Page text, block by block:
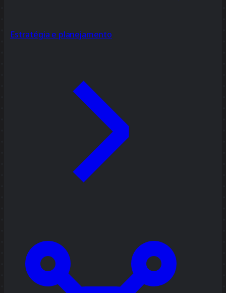
Estratégia e planejamento